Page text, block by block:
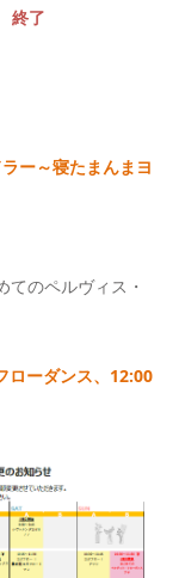
終了
ー～寝たまんまヨ
のペルヴィス・
ーダンス、12:00